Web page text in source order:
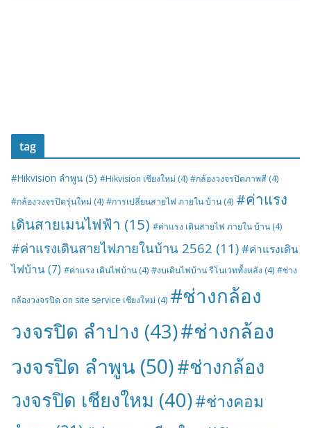
tag
#Hikvision ลำพูน (5) #Hikvision เชียงใหม่ (4) #กล้องวงจรปิดภาพสี (4)
#กล้องวงจรปิดรุ่นใหม่ (4) #การเปลี่ยนสายไฟ ภายใน บ้าน (4) #ค่าแรง
เดินสายเมนไฟฟ้า (15) #ค่าแรง เดินสายไฟ ภายใน บ้าน (4)
#ค่าแรงเดินสายไฟภายในบ้าน 2562 (11) #ค่าแรงเดิน
ไฟบ้าน(7) #ค่าแรง เดินไฟบ้าน (4) #งบเดินไฟบ้าน รีโนเวททั้งหลัง (4) #ช่าง
กล้องวงจรปิด on site service เชียงใหม่ (4) #ช่างกล้อง
วงจรปิด ลำปาง (43)#ช่างกล้อง
วงจรปิด ลำพูน (50)#ช่างกล้อง
วงจรปิด เชียงใหม (40)#ช่างคอม